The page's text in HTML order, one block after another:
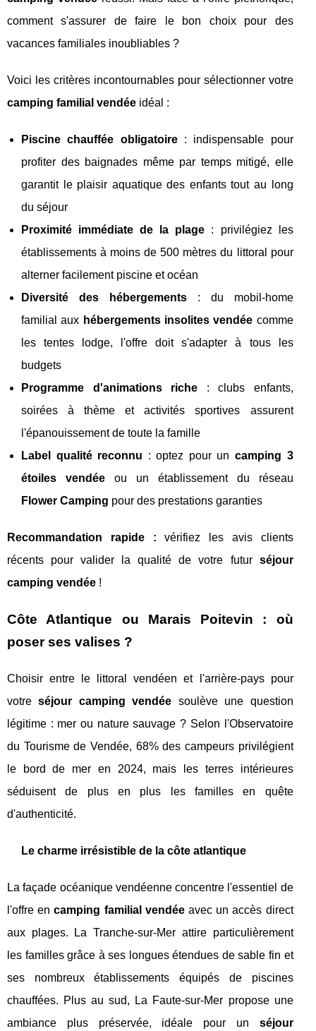
comment s'assurer de faire le bon choix pour des
vacances familiales inoubliables ?
Voici les critères incontournables pour sélectionner votre
camping familial vendée idéal :
Piscine chauffée obligatoire: indispensable pour
profiter des baignades même par temps mitigé, elle
garantit le plaisir aquatique des enfants tout au long
du séjour
Proximité immédiate de la plage : privilégiez les
établissements à moins de 500 mètres du littoral pour
alterner facilement piscine et océan
Diversité des hébergements: du mobil-home
familial aux hébergements insolites vendée comme
les tentes lodge, l'offre doit s'adapter à tous les
budgets
Programme d'animations riche : clubs enfants,
soirées à thème et activités sportives assurent
l'épanouissement de toute la famille
Label qualité reconnu : optez pour uncamping 3
étoiles vendéeou un établissement du réseau
Flower Camping pour des prestations garanties
Recommandation rapide : vérifiez les avis clients
récents pour valider la qualité de votre futur séjour
camping vendée !
Côte Atlantique ou Marais Poitevin : où
poser ses valises ?
Choisir entre le littoral vendéen et l'arrière-pays pour
votreséjour camping vendée soulève une question
légitime : mer ou nature sauvage ? Selon l'Observatoire
du Tourisme de Vendée, 68% des campeurs privilégient
le bord de mer en 2024, mais les terres intérieures
séduisent de plus en plus les familles en quête
d'authenticité.
Le charme irrésistible de la côte atlantique
La façade océanique vendéenne concentre l'essentiel de
l'offre encamping familial vendéeavec un accès direct
aux plages. La Tranche-sur-Mer attire particulièrement
les familles grâce à ses longues étendues de sable fin et
ses nombreux établissements équipés de piscines
chauffées. Plus au sud, La Faute-sur-Mer propose une
ambiance plus préservée, idéale pour un séjour